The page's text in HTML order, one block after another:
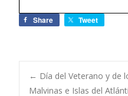
Share Tweet
← Día del Veterano y de
Malvinas e Islas del